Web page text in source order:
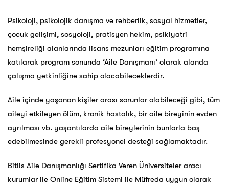
Psikoloji, psikolojik danışma ve rehberlik, sosyal hizmetler,
çocuk gelişimi, sosyoloji, pratisyen hekim, psikiyatri
hemşireliği alanlarında lisans mezunları eğitim programına
katılarak program sonunda ‘Aile Danışmanı’ olarak alanda
çalışma yetkinliğine sahip olacabileceklerdir.
Aile içinde yaşanan kişiler arası sorunlar olabileceği gibi, tüm
aileyi etkileyen ölüm, kronik hastalık, bir aile bireyinin evden
ayrılması vb. yaşantılarda aile bireylerinin bunlarla baş
edebilmesinde gerekli profesyonel desteği sağlamaktadır.
Bitlis Aile Danışmanlığı Sertifika Veren Üniversiteler aracı
kurumlar ile Online Eğitim Sistemi ile Müfreda uygun olarak